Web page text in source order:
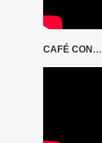
CAFÉ CON…